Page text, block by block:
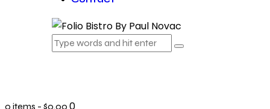
0 items - $0.00 0